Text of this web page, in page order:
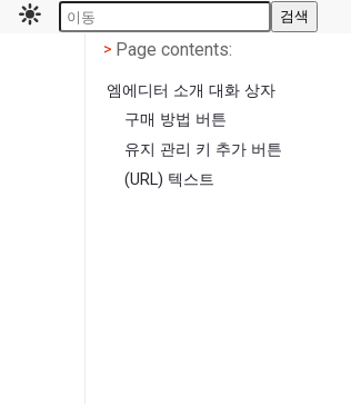
검색
< Page contents
> Page contents:
엠에디터 소개 대화 상자
구매 방법 버튼
유지 관리 키 추가 버튼
(URL) 텍스트